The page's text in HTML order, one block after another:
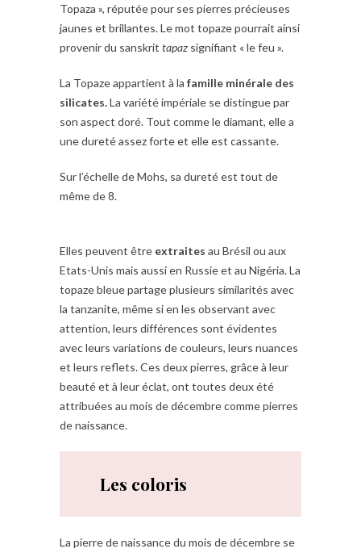
Topaza », réputée pour ses pierres précieuses
jaunes et brillantes. Le mot topaze pourrait ainsi
provenir du sanskrit tapaz signifiant « le feu ».
La Topaze appartient à la famille minérale des
silicates.La variété impériale se distingue par
son aspect doré. Tout comme le diamant, elle a
une dureté assez forte et elle est cassante.
Sur l’échelle de Mohs, sa dureté est tout de
même de 8.
Elles peuvent être extraites au Brésil ou aux
Etats-Unis mais aussi en Russie et au Nigéria. La
topaze bleue partage plusieurs similarités avec
la tanzanite, même si en les observant avec
attention, leurs différences sont évidentes
avec leurs variations de couleurs, leurs nuances
et leurs reflets. Ces deux pierres, grâce à leur
beauté et à leur éclat, ont toutes deux été
attribuées au mois de décembre comme pierres
de naissance.
Les coloris
La pierre de naissance du mois de décembre se